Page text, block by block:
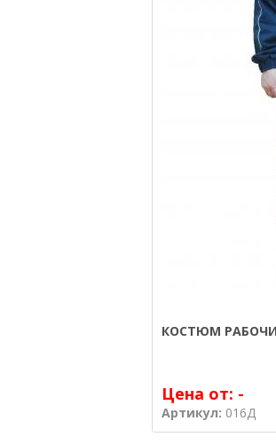
КОСТЮМ
Цена от: -
Артикул: 016Д